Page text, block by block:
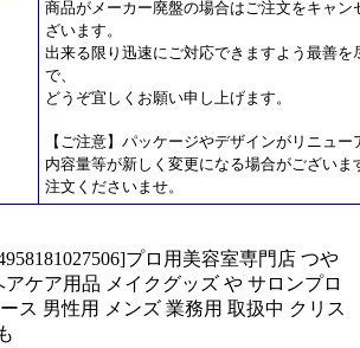
商品がメーカー廃盤の場合はご注文をキャン
ざいます。
出来る限り迅速にご対応できますよう最善を
で、
どうぞ宜しくお願い申し上げます。
【ご注意】パッケージやデザインがリニュ
内容量等が新しく変更になる場合がござい
注文くださいませ。
プロ用美容室専門店 つや
アケア用品 メイクグッズ や サロンプロ
ス 男性用 メンズ 業務用 取扱中 クリス